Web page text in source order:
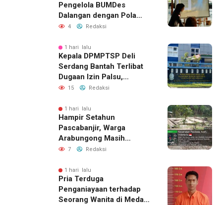
Pengelola BUMDes
Dalangan dengan Pola
Pikir Inovatif
4 Redaksi
1 hari lalu
Kepala DPMPTSP Deli
Serdang Bantah Terlibat
Dugaan Izin Palsu,
Tegaskan Proses
Jalur Resmi
15 Redaksi
1 hari lalu
Hampir Setahun
Pascabanjir, Warga
Arabungong Masih
Menunggu Bantuan
7 Redaksi
1 hari lalu
Pria Terduga
Penganiayaan terhadap
Seorang Wanita di Medan